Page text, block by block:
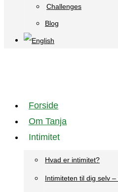
Challenges
Blog
Forside
Om Tanja
Intimitet
Hvad er intimitet?
Intimiteten til dig selv